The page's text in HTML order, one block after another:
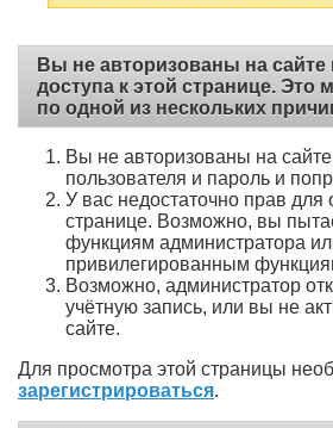
Вы не авторизованы на сайте
доступа к этой странице. Это
по одной из нескольких
Вы не авторизованы на
пользователя и пароль и
У вас недостаточно прав для
странице. Возможно, вы
функциям администратора
привилегированным
Возможно, администратор
учётную запись, или вы не
сайте.
Для просмотра этой страницы
зарегистрироваться.